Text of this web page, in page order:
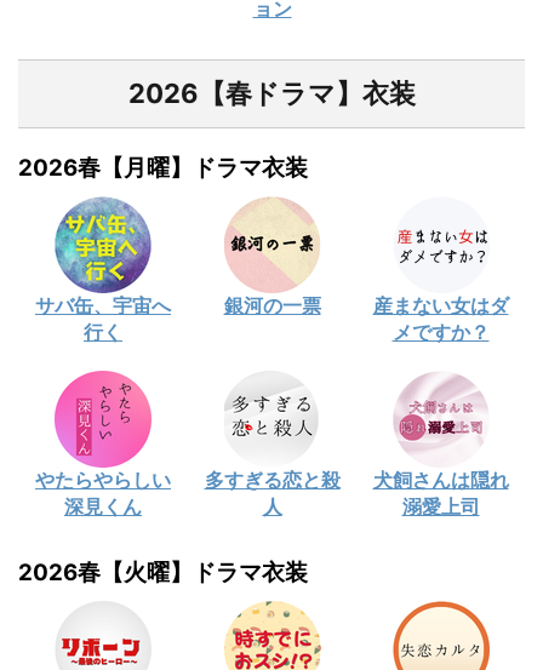
ョン
2026【春ドラマ】衣装
2026春【月曜】ドラマ衣装
サバ缶、宇宙へ
行く
銀河の一票
産まない女はダ
メですか？
やたらやらしい
深見くん
多すぎる恋と殺
人
犬飼さんは隠れ
溺愛上司
2026春【火曜】ドラマ衣装